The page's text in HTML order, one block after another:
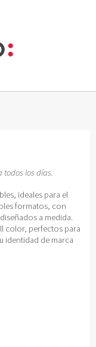
los días.
ideales para el
formatos, con
a medida.
color, perfectos para
identidad de marca